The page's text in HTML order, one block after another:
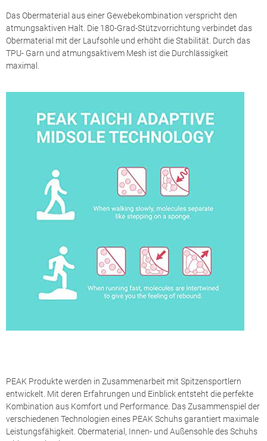
Das Obermaterial aus einer Gewebekombination verspricht den
atmungsaktiven Halt. Die 180-Grad-Stützvorrichtung verbindet das
Obermaterial mit der Laufsohle und erhöht die Stabilität. Durch das
TPU- Garn und atmungsaktivem Mesh ist die Durchlässigkeit
maximal.
PEAK Produkte werden in Zusammenarbeit mit Spitzensportlern
entwickelt. Mit deren Erfahrungen und Einblick entsteht die perfekte
Kombination aus Komfort und Performance. Das Zusammenspiel der
verschiedenen Technologien eines PEAK Schuhs garantiert maximale
Leistungsfähigkeit. Obermaterial, Innen- und Außensohle des Schuhs